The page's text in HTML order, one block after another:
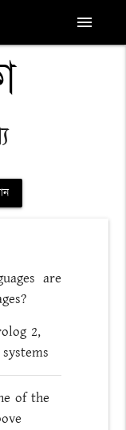
menu
are
2,
of the